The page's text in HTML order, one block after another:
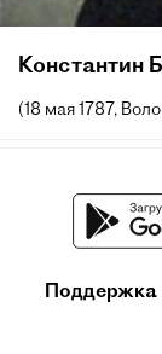
Константин
(18 мая 1787,
Поддержка